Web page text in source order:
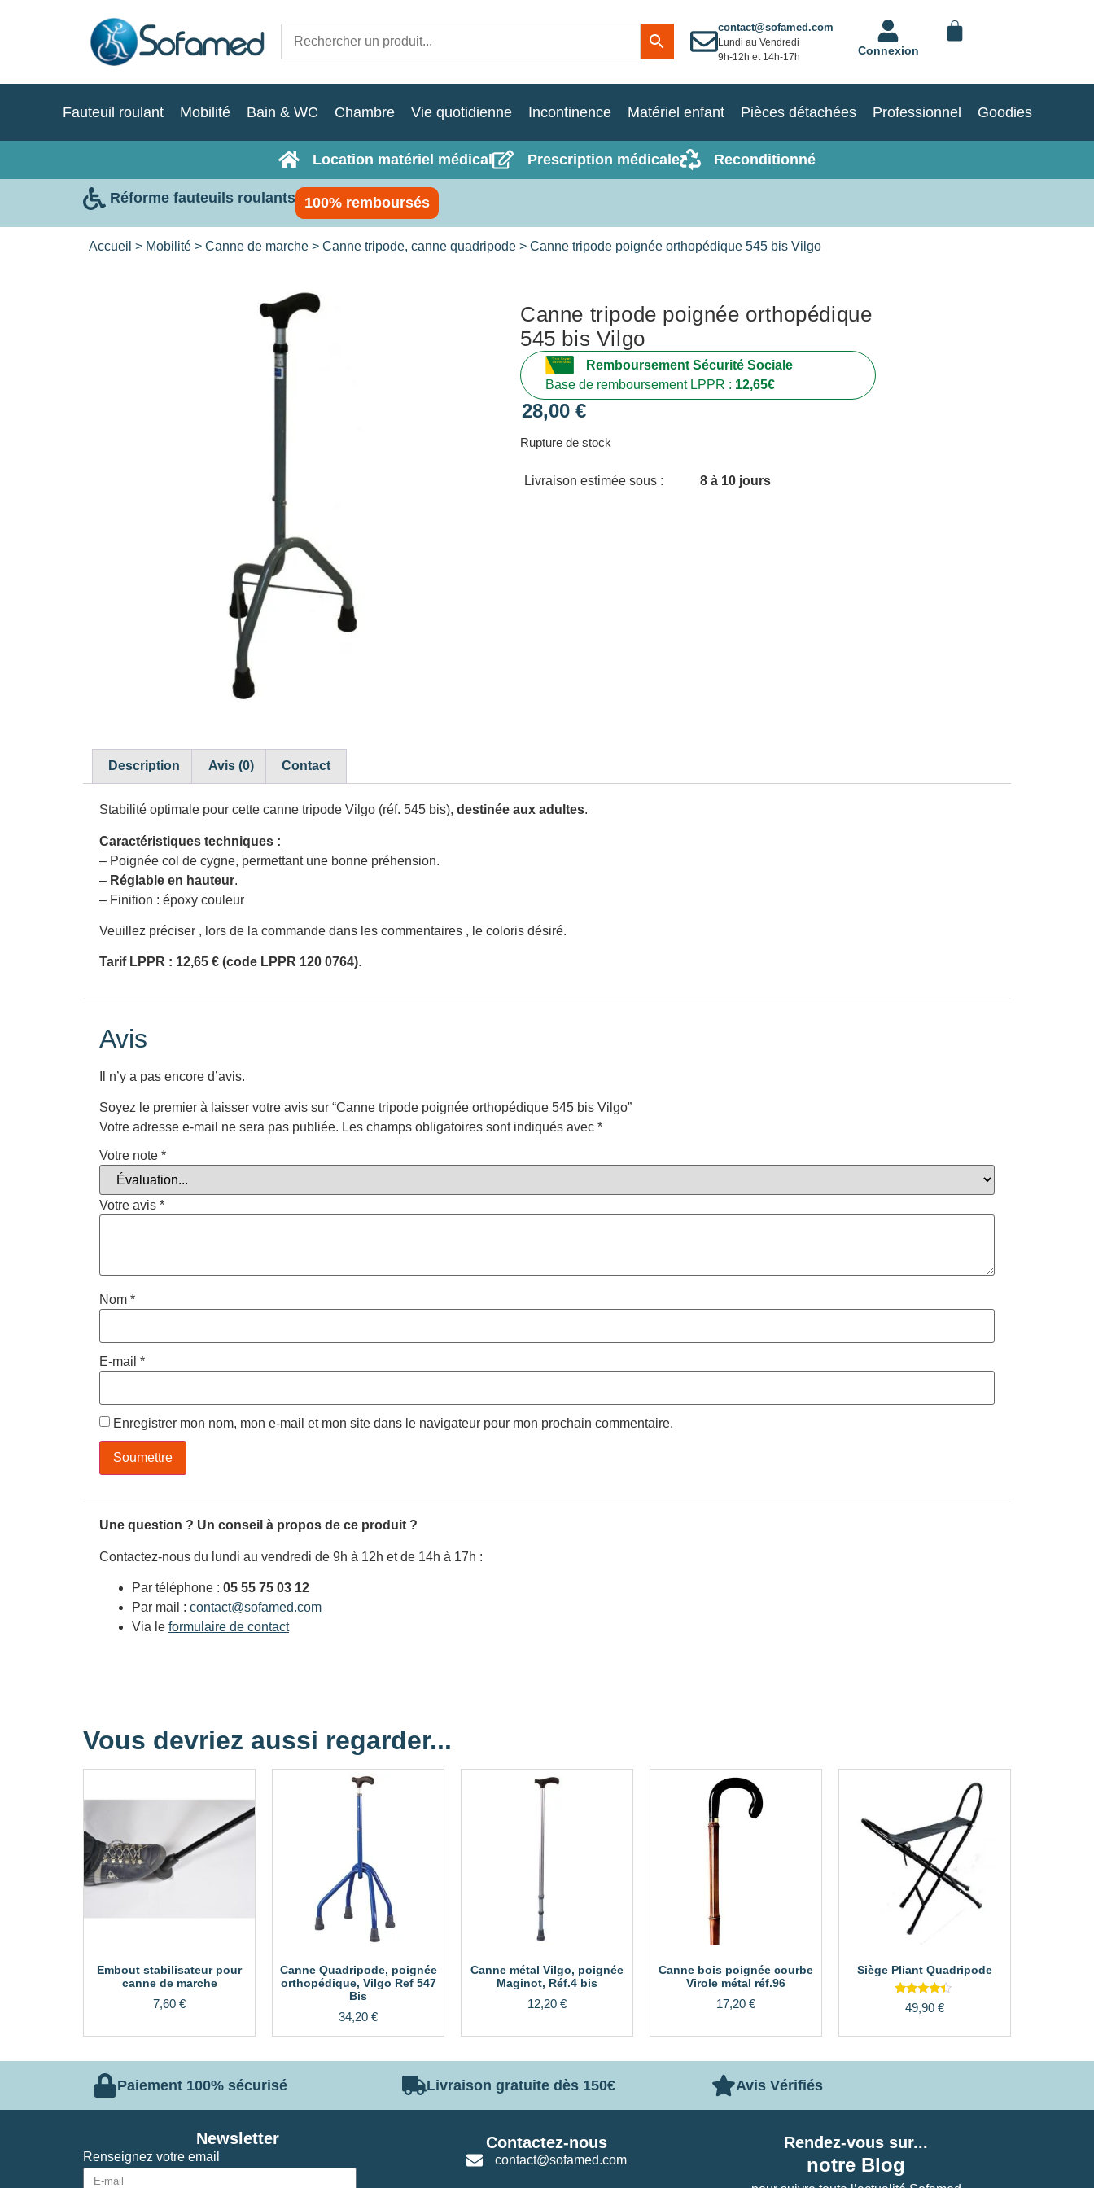
contact@sofamed.com
Lundi au Vendredi
9h-12h et 14h-17h
Connexion
Fauteuil roulant Mobilité Bain & WC Chambre Vie quotidienne Incontinence Matériel enfant Pièces détachées Professionnel Goodies
Location matériel médical Prescription médicale Reconditionné
Réforme fauteuils roulants 100% remboursés
Accueil > Mobilité > Canne de marche > Canne tripode, canne quadripode > Canne tripode poignée orthopédique 545 bis Vilgo
Canne tripode poignée orthopédique
545 bis Vilgo
Remboursement Sécurité Sociale
Base de remboursement LPPR : 12,65€
28,00 €
Rupture de stock
Livraison estimée sous : 8 à 10 jours
Description Avis (0) Contact
Stabilité optimale pour cette canne tripode Vilgo (réf. 545 bis), destinée aux adultes.
Caractéristiques techniques :
– Poignée col de cygne, permettant une bonne préhension.
– Réglable en hauteur.
– Finition : époxy couleur
Veuillez préciser , lors de la commande dans les commentaires , le coloris désiré.
Tarif LPPR : 12,65 € (code LPPR 120 0764).
Avis
Il n’y a pas encore d’avis.
Soyez le premier à laisser votre avis sur “Canne tripode poignée orthopédique 545 bis Vilgo”
Votre adresse e-mail ne sera pas publiée. Les champs obligatoires sont indiqués avec *
Votre note *
Votre avis *
Nom *
E-mail *
Enregistrer mon nom, mon e-mail et mon site dans le navigateur pour mon prochain commentaire.
Une question ? Un conseil à propos de ce produit ?
Contactez-nous du lundi au vendredi de 9h à 12h et de 14h à 17h :
Par téléphone : 05 55 75 03 12
Par mail : contact@sofamed.com
Via le formulaire de contact
Vous devriez aussi regarder...
Embout stabilisateur pour
canne de marche
7,60 €
Canne Quadripode, poignée
orthopédique, Vilgo Ref 547
Bis
34,20 €
Canne métal Vilgo, poignée
Maginot, Réf.4 bis
12,20 €
Canne bois poignée courbe
Virole métal réf.96
17,20 €
Siège Pliant Quadripode
Note
4.17
49,90 €
Paiement 100% sécurisé Livraison gratuite dès 150€ Avis Vérifiés
Renseignez votre email
Newsletter Contactez-nous
contact@sofamed.com
Rendez-vous sur...
notre Blog